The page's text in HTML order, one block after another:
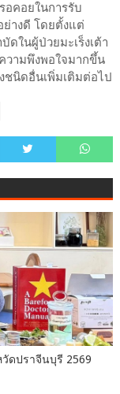
อคอยในการรับ
างดี โดยตั้งแต่
ในผู้ป่วยมะเร็งเต้า
วามพึงพอใจมากขึ้น
ชนิดอื่นเพิ่มเติมต่อไป
ดปราจีนบุรี 2569